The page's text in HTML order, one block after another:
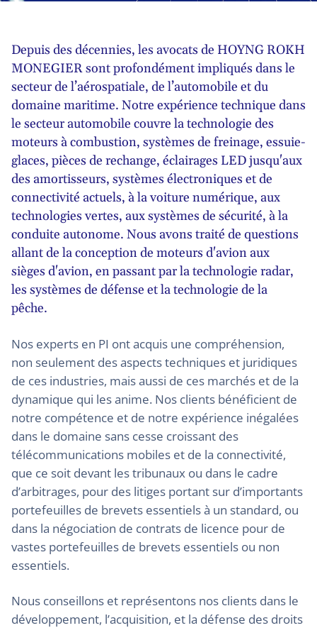
Depuis des décennies, les avocats de HOYNG ROKH
MONEGIER sont profondément impliqués dans le
secteur de l’aérospatiale, de l’automobile et du
domaine maritime. Notre expérience technique dans
le secteur automobile couvre la technologie des
moteurs à combustion, systèmes de freinage, essuie-
glaces, pièces de rechange, éclairages LED jusqu'aux
des amortisseurs, systèmes électroniques et de
connectivité actuels, à la voiture numérique, aux
technologies vertes, aux systèmes de sécurité, à la
conduite autonome. Nous avons traité de questions
allant de la conception de moteurs d'avion aux
sièges d'avion, en passant par la technologie radar,
les systèmes de défense et la technologie de la
pêche.
Nos experts en PI ont acquis une compréhension,
non seulement des aspects techniques et juridiques
de ces industries, mais aussi de ces marchés et de la
dynamique qui les anime. Nos clients bénéficient de
notre compétence et de notre expérience inégalées
dans le domaine sans cesse croissant des
télécommunications mobiles et de la connectivité,
que ce soit devant les tribunaux ou dans le cadre
d’arbitrages, pour des litiges portant sur d’importants
portefeuilles de brevets essentiels à un standard, ou
dans la négociation de contrats de licence pour de
vastes portefeuilles de brevets essentiels ou non
essentiels.
Nous conseillons et représentons nos clients dans le
développement, l’acquisition, et la défense des droits